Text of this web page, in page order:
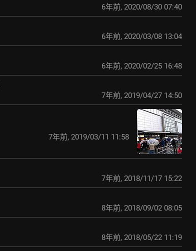
6年前, 2020/08/30 07:40
6年前, 2020/03/08 13:04
6年前, 2020/02/25 16:48
7年前, 2019/04/27 14:50
7年前, 2019/03/11 11:58
7年前, 2018/11/17 15:22
8年前, 2018/09/02 08:05
8年前, 2018/05/22 11:19